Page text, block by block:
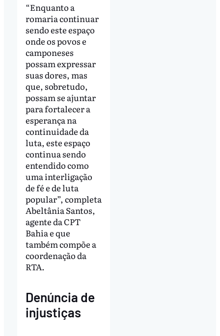
“Enquanto a
romaria continuar
sendo este espaço
onde os povos e
camponeses
possam expressar
suas dores, mas
que, sobretudo,
possam se ajuntar
para fortalecer a
esperança na
continuidade da
luta, este espaço
continua sendo
entendido como
uma interligação
de fé e de luta
popular”, completa
Abeltânia Santos,
agente da CPT
Bahia e que
também compõe a
coordenação da
RTA.
Denúncia de
injustiças